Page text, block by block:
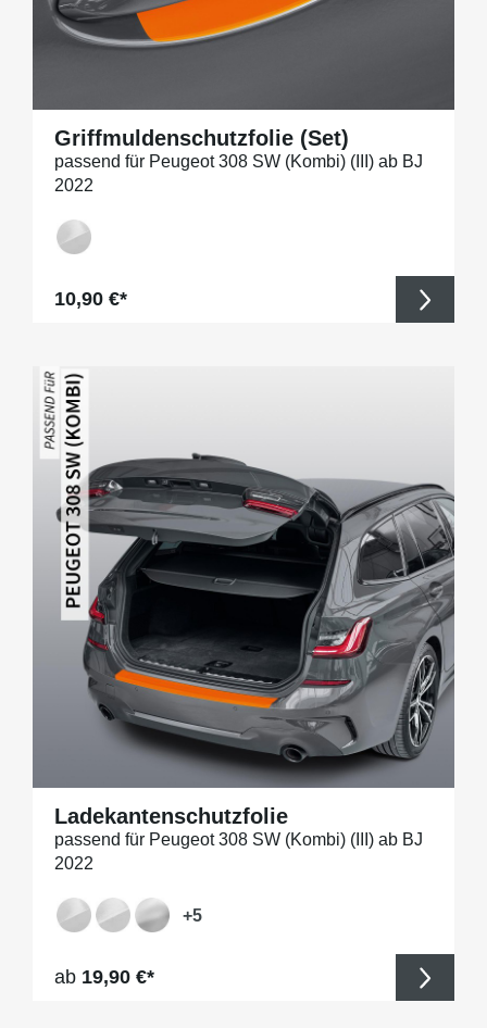
Griffmuldenschutzfolie (Set)
passend für Peugeot 308 SW (Kombi) (III) ab BJ
2022
Regulärer Preis:
10,90 €*
Ladekantenschutzfolie
passend für Peugeot 308 SW (Kombi) (III) ab BJ
2022
+5
Regulärer Preis:
ab 19,90 €*